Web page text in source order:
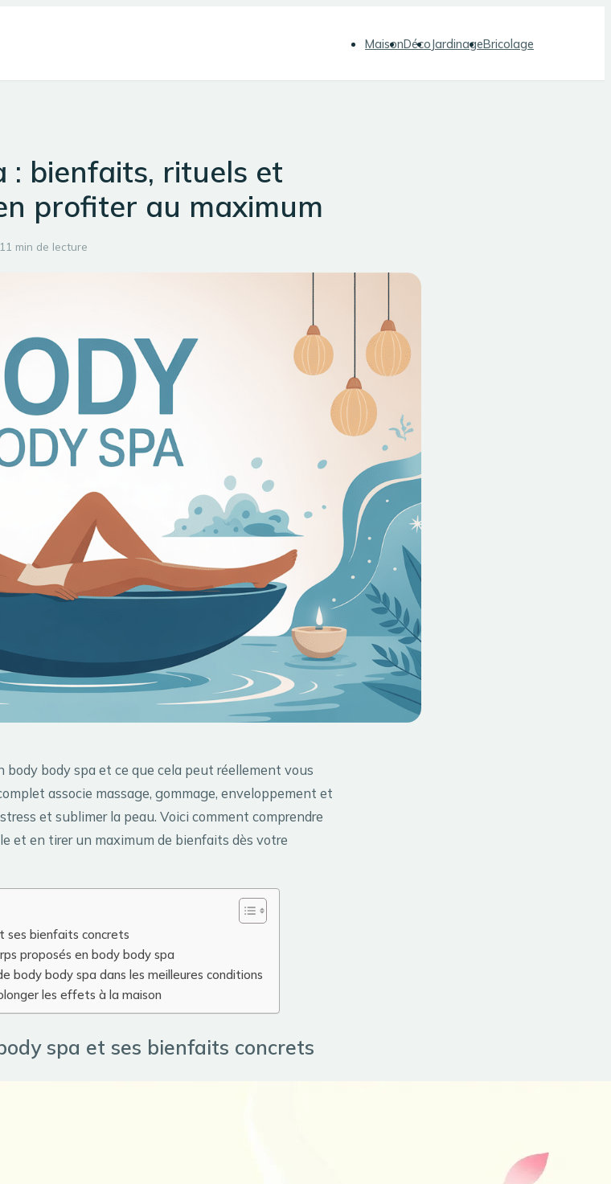
MaisonDécoJardinageBricolage
: bienfaits, rituels et
profiter au maximum
11 min de lecture
body body spa et ce que cela peut réellement vous
associe massage, gommage, enveloppement et
et sublimer la peau. Voici comment comprendre
et en tirer un maximum de bienfaits dès votre
ses bienfaits concrets
proposés en body body spa
body body spa dans les meilleures conditions
les effets à la maison
spa et ses bienfaits concrets